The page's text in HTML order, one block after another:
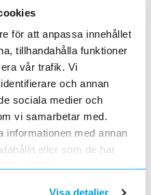
för att anpassa innehållet
tillhandahålla funktioner
vår trafik. Vi
och annan
sociala medier och
vi samarbetar med.
informationen med annan
eller som de har
tjänster.
Visa detaljer
Amps produkter
för installatörer
betyg inom